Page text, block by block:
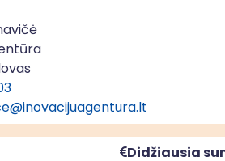
Didžiausia